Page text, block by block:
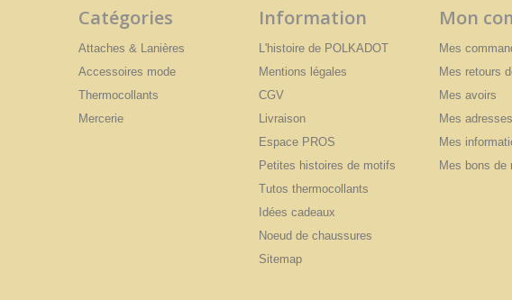
Catégories
Attaches & Lanières
Accessoires mode
Thermocollants
Mercerie
Information
L'histoire de POLKADOT
Mentions légales
CGV
Livraison
Espace PROS
Petites histoires de motifs
Tutos thermocollants
Idées cadeaux
Noeud de chaussures
Sitemap
Mon
Mes
Mes retours
Mes avoirs
Mes adresses
Mes
Mes bons de